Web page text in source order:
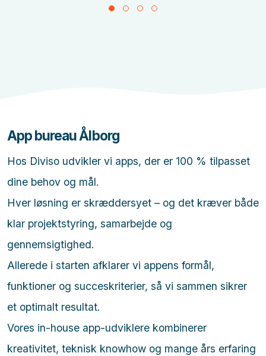
App bureau Ålborg
Hos Diviso udvikler vi apps, der er 100 % tilpasset
dine behov og mål.
Hver løsning er skræddersyet – og det kræver både
klar projektstyring, samarbejde og
gennemsigtighed.
Allerede i starten afklarer vi appens formål,
funktioner og succeskriterier, så vi sammen sikrer
et optimalt resultat.
Vores in-house app-udviklere kombinerer
kreativitet, teknisk knowhow og mange års erfaring